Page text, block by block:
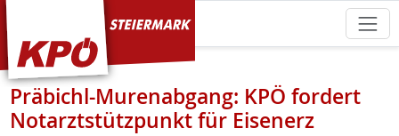
KPÖ Steiermark
Präbichl-Murenabgang: KPÖ fordert
Notarztstützpunkt für Eisenerz